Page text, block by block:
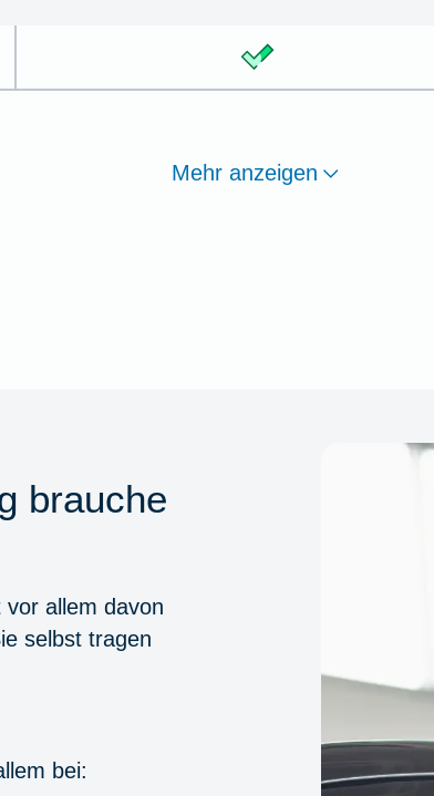
Mehr anzeigen
brauche
allem davon
selbst tragen
bei: